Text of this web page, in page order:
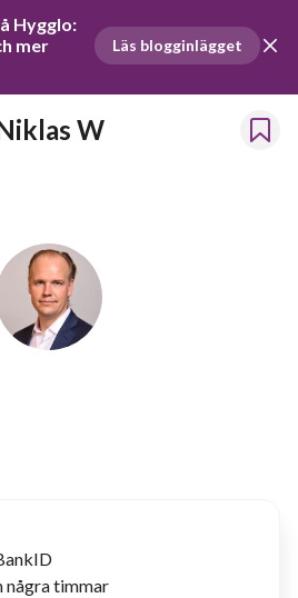
Hygglo:
mer
Läs blogginlägget
W
några timmar